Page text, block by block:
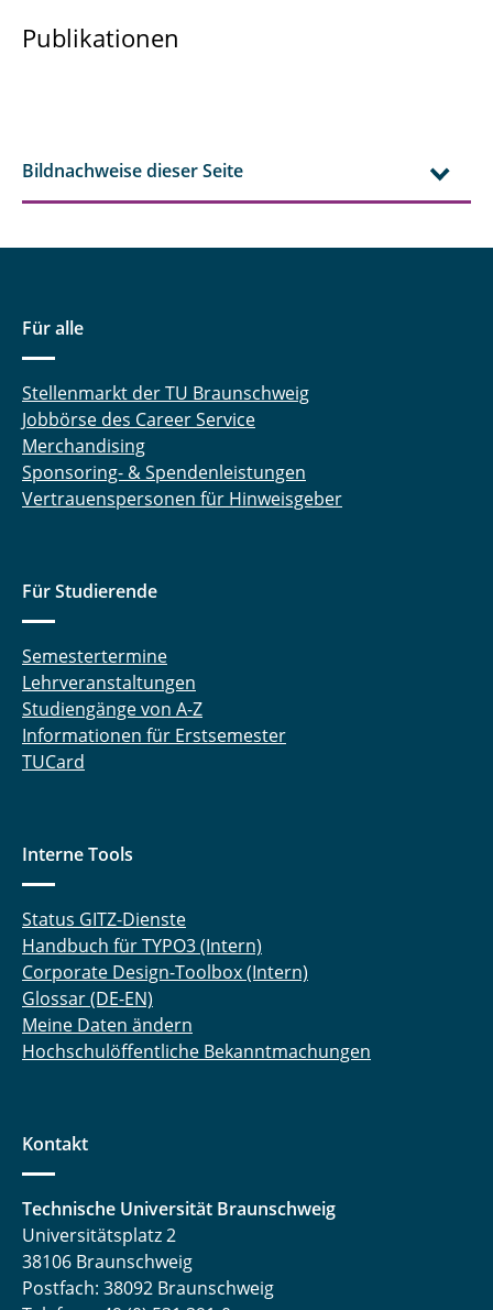
Publikationen
Bildnachweise dieser Seite
Für alle
Stellenmarkt der TU Braunschweig
Jobbörse des Career Service
Merchandising
Sponsoring- & Spendenleistungen
Vertrauenspersonen für Hinweisgeber
Für Studierende
Semestertermine
Lehrveranstaltungen
Studiengänge von A-Z
Informationen für Erstsemester
TUCard
Interne Tools
Status GITZ-Dienste
Handbuch für TYPO3 (Intern)
Corporate Design-Toolbox (Intern)
Glossar (DE-EN)
Meine Daten ändern
Hochschulöffentliche Bekanntmachungen
Kontakt
Technische Universität Braunschweig
Universitätsplatz 2
38106 Braunschweig
Postfach: 38092 Braunschweig